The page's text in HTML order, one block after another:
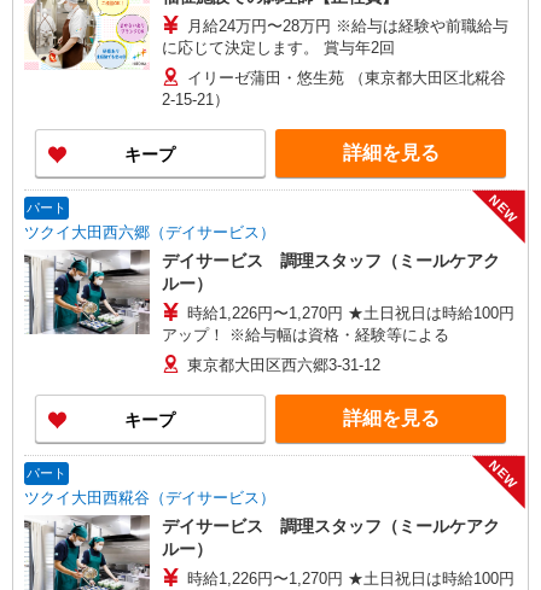
月給24万円〜28万円 ※給与は経験や前職給与
に応じて決定します。 賞与年2回
イリーゼ蒲田・悠生苑 （東京都大田区北糀谷
2-15-21）
キープ 詳細を見る
パート
ツクイ大田西六郷（デイサービス）
NEW
デイサービス 調理スタッフ（ミールケアク
ルー）
時給1,226円〜1,270円 ★土日祝日は時給100円
アップ！ ※給与幅は資格・経験等による
東京都大田区西六郷3-31-12
キープ 詳細を見る
パート
ツクイ大田西糀谷（デイサービス）
NEW
デイサービス 調理スタッフ（ミールケアク
ルー）
時給1,226円〜1,270円 ★土日祝日は時給100円